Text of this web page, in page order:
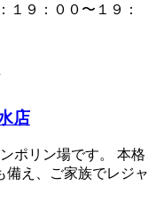
１９：００〜１９：
店
ポリン場です。 本格
備え、ご家族でレジャ